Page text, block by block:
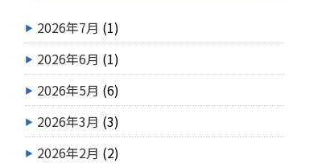
2026年7月 (1)
2026年6月 (1)
2026年5月 (6)
2026年3月 (3)
2026年2月 (2)